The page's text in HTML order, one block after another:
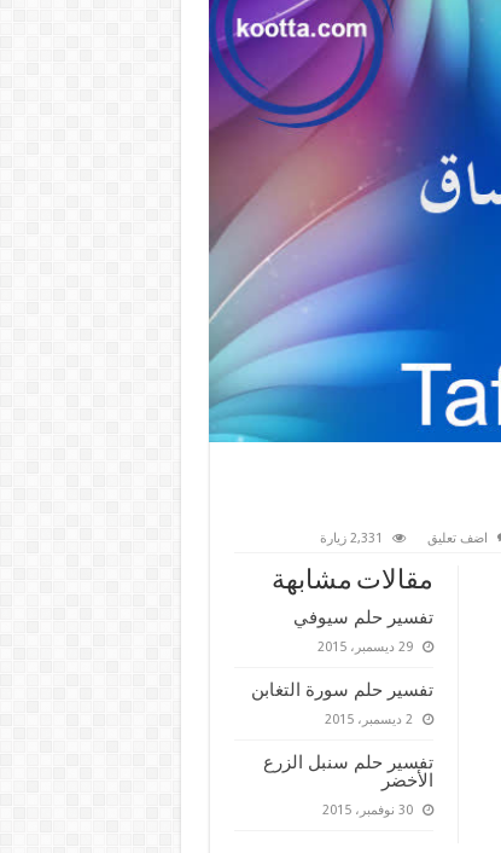
اضف تعليق 2,331 زيارة
مقالات مشابهة
تفسير حلم سيوفي
29 ديسمبر، 2015
تفسير حلم سورة التغابن
2 ديسمبر، 2015
تفسير حلم سنبل الزرع
الأخضر
30 نوفمبر، 2015